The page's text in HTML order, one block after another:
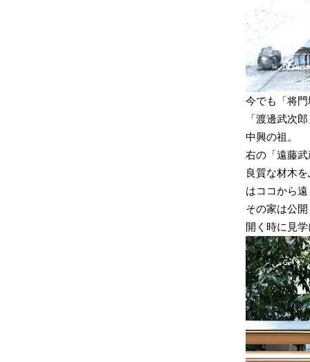
今でも「将
「渡邊武次
中興の祖。
右の「遠藤
良質な材木
はココから
その家は公
開く時に見